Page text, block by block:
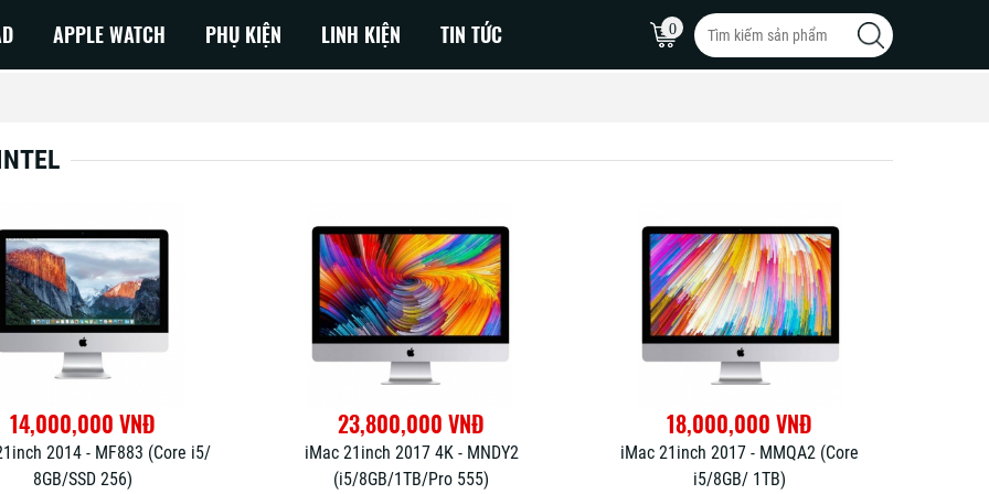
Air 2025
Air 2024
Air 2023
Air 2022
Air 2019
Air 2018
Macbook Air M3
MacBook Pro M2
MacBook Air M2
MacBook Pro M1
MacBook Pro 15inch
MacBook Pro 14inch
APPLE WATCH PHỤ KIỆN LINH KIỆN TIN TỨC 0
14,000,000 VNĐ
2014 - MF883 (Core i5/
8GB/SSD 256)
23,800,000 VNĐ
iMac 21inch 2017 4K - MNDY2
(i5/8GB/1TB/Pro 555)
18,000,000 VNĐ
iMac 21inch 2017 - MMQA2 (Core
i5/8GB/ 1TB)